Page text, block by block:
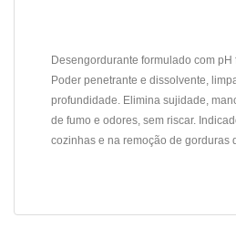
Desengordurante formulado com
Poder penetrante e dissolvente,
profundidade. Elimina sujidade,
de fumo e odores, sem riscar.
cozinhas e na remoção de gorduras